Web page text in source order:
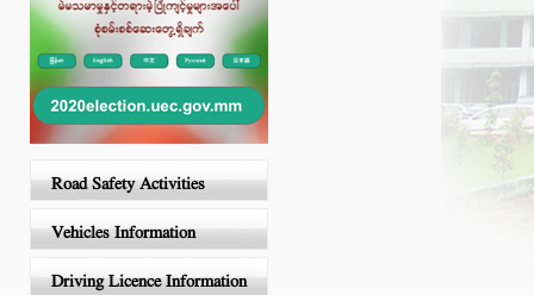
Road Safety Activities
Vehicles Information
Driving Licence Information